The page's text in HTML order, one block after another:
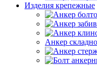
Изделия крепежные
Анкер